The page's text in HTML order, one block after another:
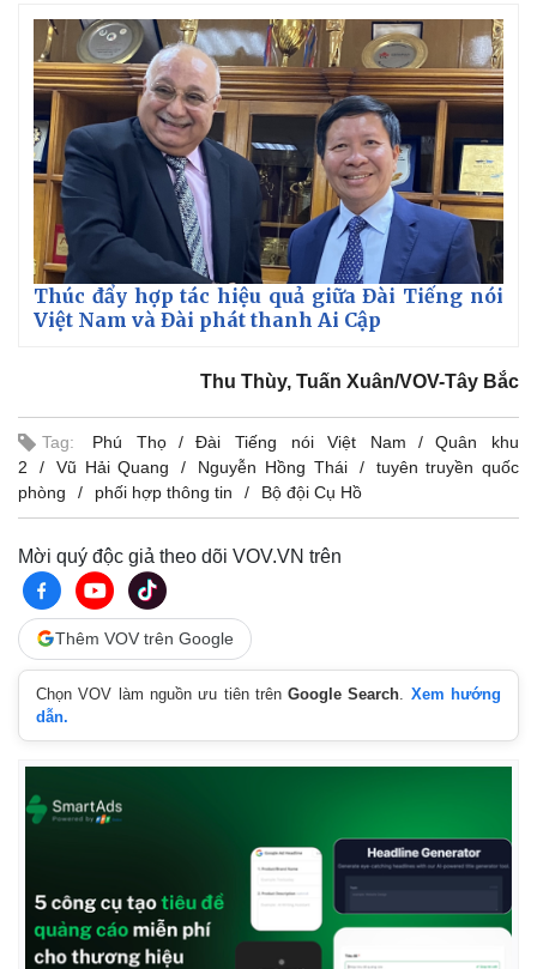
Thế giới thể thao
eSports
Hậu trường
Tư vấn
Thúc đẩy hợp tác hiệu quả giữa Đài Tiếng nói
Việt Nam và Đài phát thanh Ai Cập
Thu Thùy, Tuấn Xuân/VOV-Tây Bắc
Tag: Phú Thọ Đài Tiếng nói Việt Nam
Quân khu
2
Vũ Hải Quang Nguyễn Hồng Thái
tuyên truyền quốc
phòng
phối hợp thông tin Bộ đội Cụ Hồ
Mời quý độc giả theo dõi VOV.VN trên
Thêm VOV trên Google
Chọn VOV làm nguồn ưu tiên trênGoogle Search
Xem hướng
dẫn.